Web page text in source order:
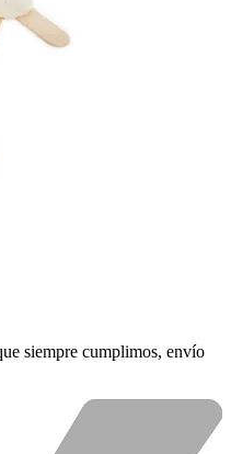
siempre cumplimos, envío